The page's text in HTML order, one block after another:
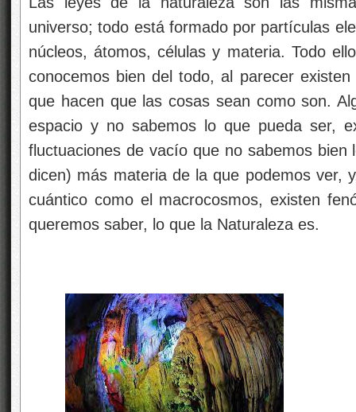
universo; todo está formado por partículas
núcleos, átomos, células y materia. Todo
conocemos bien del todo, al parecer
que hacen que las cosas sean como son.
espacio y no sabemos lo que pueda ser,
fluctuaciones de vacío que no sabemos
dicen) más materia de la que podemos ver,
cuántico como el macrocosmos, existen
queremos saber, lo que la Naturaleza es.